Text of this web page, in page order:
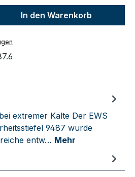
Gib den
In den Warenkorb
extremer Kälte Der EWS
9487 wurde
entw… Mehr